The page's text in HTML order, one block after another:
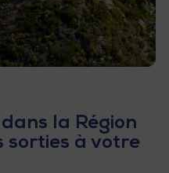
la Région
sorties à votre